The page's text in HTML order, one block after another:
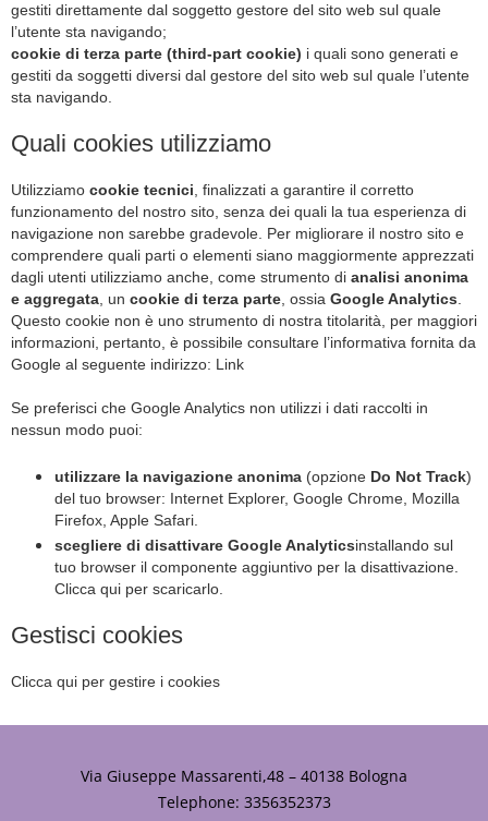
gestiti direttamente dal soggetto gestore del sito web sul quale
l’utente sta navigando;
cookie di terza parte (third-part cookie) i quali sono generati e
gestiti da soggetti diversi dal gestore del sito web sul quale l’utente
sta navigando.
Quali cookies utilizziamo
Utilizziamo cookie tecnici , finalizzati a garantire il corretto
funzionamento del nostro sito, senza dei quali la tua esperienza di
navigazione non sarebbe gradevole. Per migliorare il nostro sito e
comprendere quali parti o elementi siano maggiormente apprezzati
dagli utenti utilizziamo anche, come strumento di analisi anonima
e aggregata , un cookie di terza parte , ossia Google Analytics
Questo cookie non è uno strumento di nostra titolarità, per maggiori
informazioni, pertanto, è possibile consultare l’informativa fornita da
Google al seguente indirizzo: Link
Se preferisci che Google Analytics non utilizzi i dati raccolti in
nessun modo puoi:
utilizzare la navigazione anonima (opzione Do Not Track)
del tuo browser: Internet Explorer, Google Chrome Mozilla
Firefox Apple Safari
scegliere di disattivare Google Analyticsinstallando sul
tuo browser il componente aggiuntivo per la disattivazione.
Clicca qui per scaricarlo
Gestisci cookies
Clicca qui per gestire i cookies
Via Giuseppe Massarenti,48 – 40138 Bologna
Telephone: 3356352373